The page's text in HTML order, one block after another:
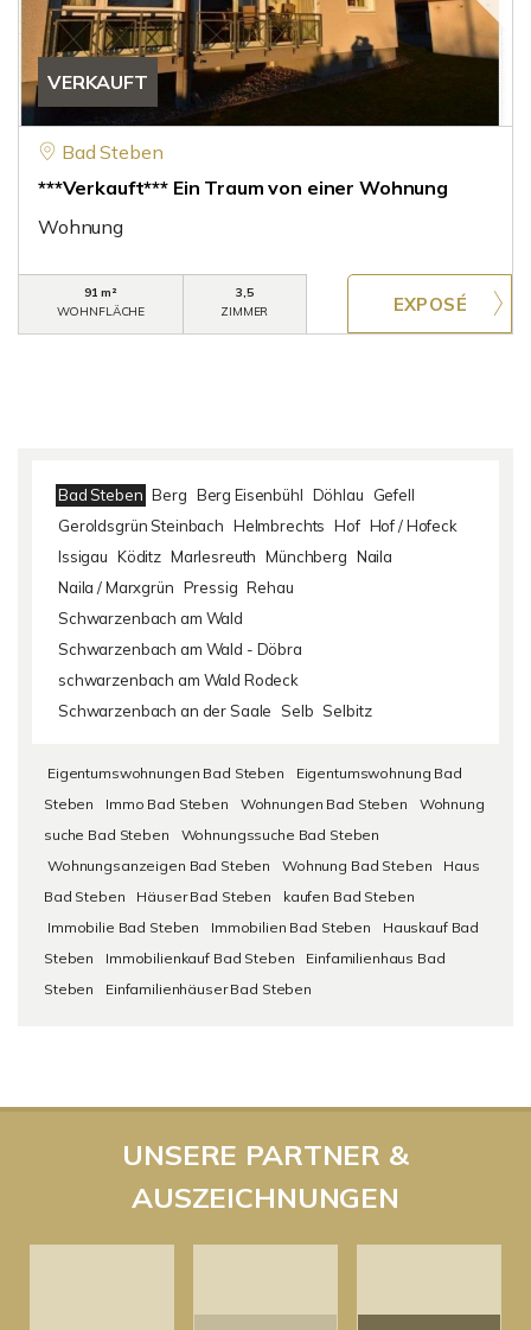
VERKAUFT
Bad Steben
***Verkauft*** Ein Traum von einer Wohnung
Wohnung
91 m²
WOHNFLÄCHE
3,5
ZIMMER
Bad Steben Berg Berg Eisenbühl Döhlau
Gefell
Geroldsgrün Steinbach Helmbrechts Hof Hof / Hofeck
Issigau Köditz Marlesreuth Münchberg Naila
Naila / Marxgrün Pressig Rehau
Schwarzenbach am Wald
Schwarzenbach am Wald - Döbra
schwarzenbach am Wald Rodeck
Schwarzenbach an der Saale Selb Selbitz
Eigentumswohnungen Bad Steben
Eigentumswohnung Bad
Steben
Immo Bad Steben Wohnungen Bad Steben
Wohnung
suche Bad Steben
Wohnungssuche Bad Steben
Wohnungsanzeigen Bad Steben
Wohnung Bad Steben
Haus
Bad Steben
Häuser Bad Steben
kaufen Bad Steben
Immobilie Bad Steben
Immobilien Bad Steben
Hauskauf Bad
Steben
Immobilienkauf Bad Steben
Einfamilienhaus Bad
Steben
Einfamilienhäuser Bad Steben
UNSERE PARTNER &
AUSZEICHNUNGEN